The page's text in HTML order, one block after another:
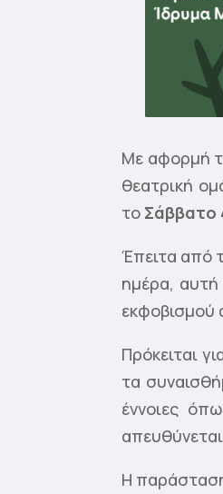
Με αφορμή
θεατρική
το Σάββατο
Έπειτα από
ημέρα, αυτή
εκφοβισμού
Πρόκειται
τα
έννοιες
Η παράσταση